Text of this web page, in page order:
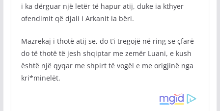
i ka dërguar një letër të hapur atij, duke ia kthyer
ofendimit që djali i Arkanit ia bëri.
Mazrekaj i thotë atij se, do t’i tregojë në ring se çfarë
do të thotë të jesh shqiptar me zemër Luani, e kush
është një qyqar me shpirt të vogël e me origjinë nga
kri*minelët.